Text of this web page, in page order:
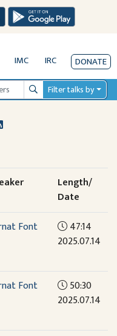
IMC IRC DONATE
SearchFilter talks by
Length/
Date
Font
47:14
2025.07.14
Font
50:30
2025.07.14